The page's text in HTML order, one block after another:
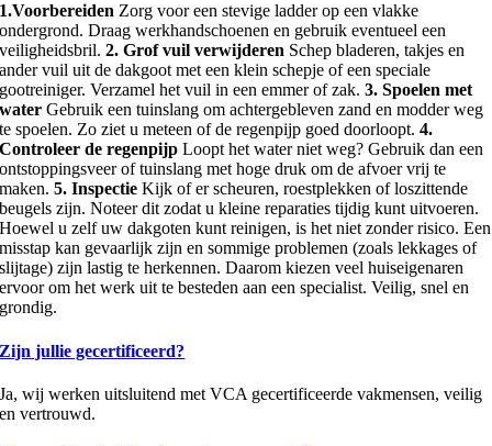
1.Voorbereiden Zorg voor een stevige ladder op een vlakke
ondergrond. Draag werkhandschoenen en gebruik eventueel een
veiligheidsbril.2. Grof vuil verwijderen Schep bladeren, takjes en
ander vuil uit de dakgoot met een klein schepje of een speciale
gootreiniger. Verzamel het vuil in een emmer of zak.3. Spoelen met
water Gebruik een tuinslang om achtergebleven zand en modder weg
te spoelen. Zo ziet u meteen of de regenpijp goed doorloopt.4.
Controleer de regenpijp Loopt het water niet weg? Gebruik dan een
ontstoppingsveer of tuinslang met hoge druk om de afvoer vrij te
maken.5. Inspectie Kijk of er scheuren, roestplekken of loszittende
beugels zijn. Noteer dit zodat u kleine reparaties tijdig kunt uitvoeren.
Hoewel u zelf uw dakgoten kunt reinigen, is het niet zonder risico. Een
misstap kan gevaarlijk zijn en sommige problemen (zoals lekkages of
slijtage) zijn lastig te herkennen. Daarom kiezen veel huiseigenaren
ervoor om het werk uit te besteden aan een specialist. Veilig, snel en
grondig.
Zijn jullie gecertificeerd?
Ja, wij werken uitsluitend met VCA gecertificeerde vakmensen, veilig
en vertrouwd.